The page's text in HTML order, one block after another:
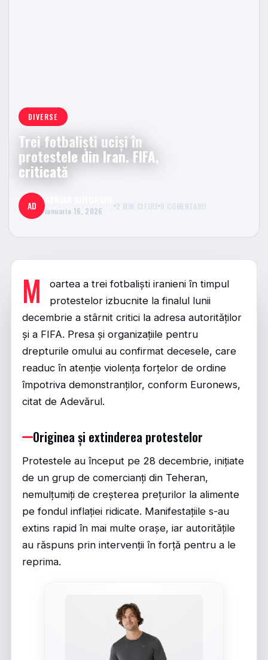
DIVERSE
Trei fotbaliști uciși în
protestele din Iran. FIFA,
criticată
AD ianuarie 16, 2026 2 MIN CITIRE 0 COMENTARII
M
oartea a trei fotbaliști iranieni în timpul
protestelor izbucnite la finalul lunii
decembrie a stârnit critici la adresa autorităților
și a FIFA. Presa și organizațiile pentru
drepturile omului au confirmat decesele, care
readuc în atenție violența forțelor de ordine
împotriva demonstranților, conform Euronews,
citat de Adevărul.
Originea și extinderea protestelor
Protestele au început pe 28 decembrie, inițiate
de un grup de comercianți din Teheran,
nemulțumiți de creșterea prețurilor la alimente
pe fondul inflației ridicate. Manifestațiile s-au
extins rapid în mai multe orașe, iar autoritățile
au răspuns prin intervenții în forță pentru a le
reprima.